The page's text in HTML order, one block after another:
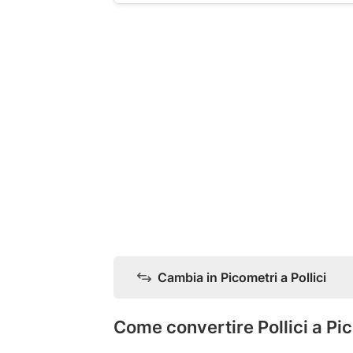
Cambia in Picometri a Pollici
Come convertire Pollici a